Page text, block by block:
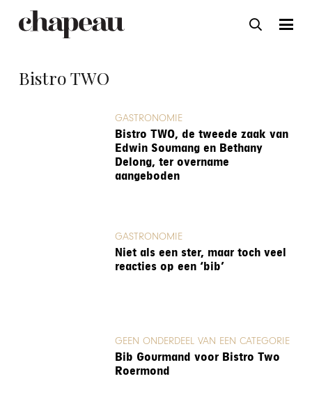
Bistro TWO
GASTRONOMIE
Bistro TWO, de tweede zaak van
Edwin Soumang en Bethany
Delong, ter overname
aangeboden
GASTRONOMIE
Niet als een ster, maar toch veel
reacties op een ‘bib’
GEEN ONDERDEEL VAN EEN CATEGORIE
Bib Gourmand voor Bistro Two
Roermond